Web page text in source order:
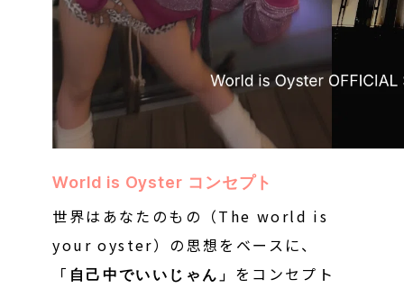
World is Oyster コンセプト
世界はあなたのもの（The world is
your oyster）の思想をベースに、
「 自己中でいいじゃん」 をコンセプト